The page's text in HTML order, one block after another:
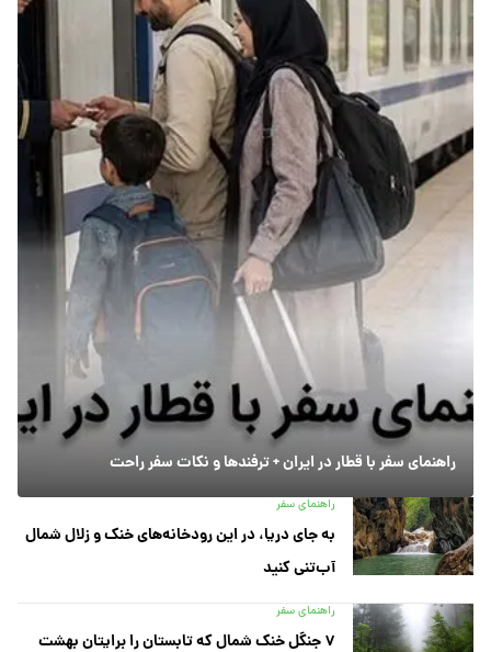
راهنمای سفر با قطار در ایران + ترفندها و نکات سفر راحت
راهنمای سفر
به جای دریا، در این رودخانه‌های خنک و زلال شمال
آب‌تنی کنید
راهنمای سفر
۷ جنگل خنک شمال که تابستان را برایتان بهشت